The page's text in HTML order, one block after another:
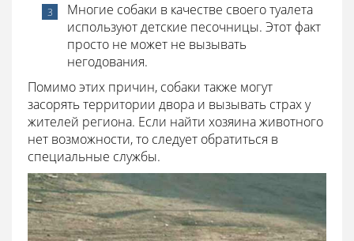
Многие собаки в качестве своего туалета
используют детские песочницы. Этот факт
просто не может не вызывать
негодования.
Помимо этих причин, собаки также могут
засорять территории двора и вызывать страх у
жителей региона. Если найти хозяина животного
нет возможности, то следует обратиться в
специальные службы.